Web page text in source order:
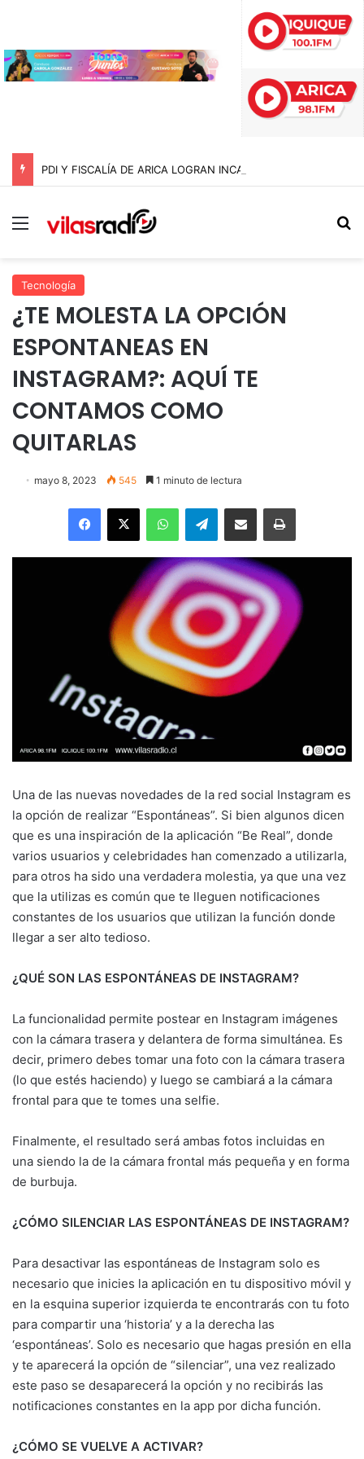
Menú
Tecnología
¿TE MOLESTA LA OPCIÓN
ESPONTANEAS EN
INSTAGRAM?: AQUÍ TE
CONTAMOS COMO
QUITARLAS
mayo 8, 2023 545 1 minuto de lectura
Facebook
X WhatsAppTelegramEnviar vía email Imprimir
Una de las nuevas novedades de la red social Instagram es
la opción de realizar “Espontáneas”. Si bien algunos dicen
que es una inspiración de la aplicación “Be Real”, donde
varios usuarios y celebridades han comenzado a utilizarla,
para otros ha sido una verdadera molestia, ya que una vez
que la utilizas es común que te lleguen notificaciones
constantes de los usuarios que utilizan la función donde
llegar a ser alto tedioso.
¿QUÉ SON LAS ESPONTÁNEAS DE INSTAGRAM?
La funcionalidad permite postear en Instagram imágenes
con la cámara trasera y delantera de forma simultánea. Es
decir, primero debes tomar una foto con la cámara trasera
(lo que estés haciendo) y luego se cambiará a la cámara
frontal para que te tomes una selfie.
Finalmente, el resultado será ambas fotos incluidas en
una siendo la de la cámara frontal más pequeña y en forma
de burbuja.
¿CÓMO SILENCIAR LAS ESPONTÁNEAS DE INSTAGRAM?
Para desactivar las espontáneas de Instagram solo es
necesario que inicies la aplicación en tu dispositivo móvil y
en la esquina superior izquierda te encontrarás con tu foto
para compartir una ‘historia’ y a la derecha las
‘espontáneas’. Solo es necesario que hagas presión en ella
y te aparecerá la opción de “silenciar”, una vez realizado
este paso se desaparecerá la opción y no recibirás las
notificaciones constantes en la app por dicha función.
¿CÓMO SE VUELVE A ACTIVAR?